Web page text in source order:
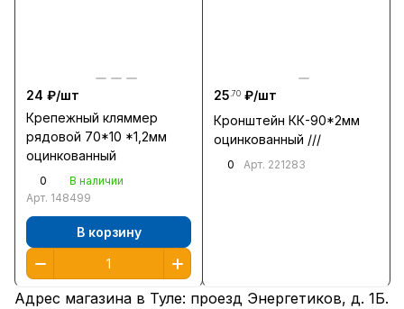
24 ₽/шт
Крепежный кляммер
рядовой 70*10 *1,2мм
оцинкованный
0
В наличии
Арт. 148499
В корзину
25.70 ₽/шт
Кронштейн КК-90*2мм
оцинкованный ///
0 Арт. 221283
Адрес магазина в Туле: проезд Энергетиков, д. 1Б.